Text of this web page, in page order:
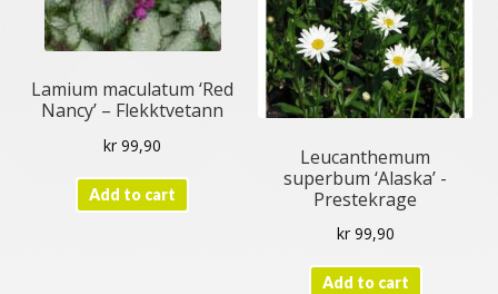
Prima Ferdighekk
Redskap og annet utstyr
Settehvitløk
Lamium maculatum ‘Red
Nancy’ – Flekktvetann
kr 99,90
Add to cart
Leucanthemum
superbum ‘Alaska’ -
Prestekrage
kr99,90
Add to cart